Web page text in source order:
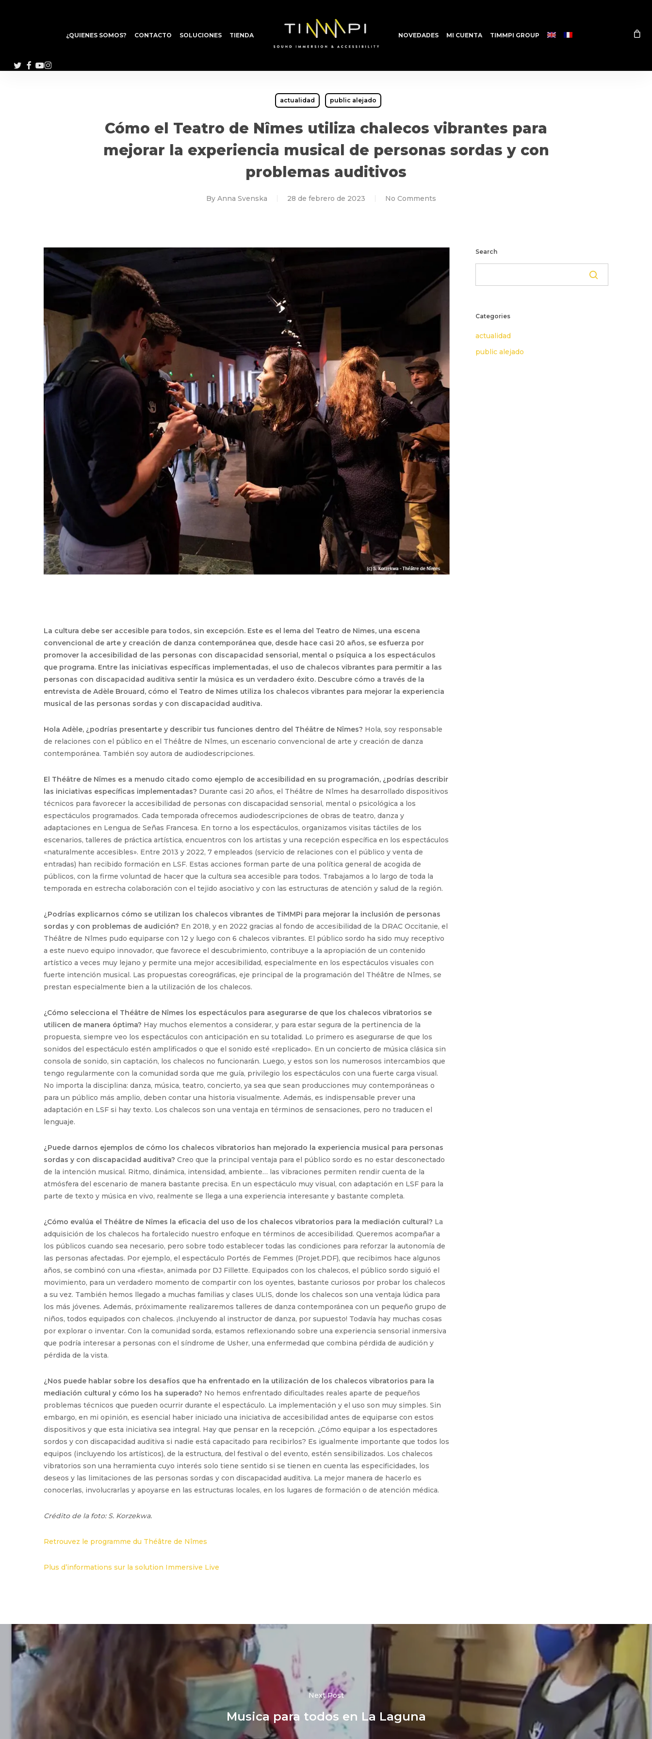
¿QUIENES SOMOS? CONTACTO SOLUCIONES TIENDA NOVEDADES MI CUENTA TIMMPI GROUP
TWITTER
FACEBOOK
YOUTUBE
INSTAGRAM
actualidad public alejado
Cómo el Teatro de Nîmes utiliza chalecos vibrantes para
mejorar la experiencia musical de personas sordas y con
problemas auditivos
By Anna Svenska 28 de febrero de 2023 No Comments
La cultura debe ser accesible para todos, sin excepción. Este es el lema del Teatro de Nimes, una escena
convencional de arte y creación de danza contemporánea que, desde hace casi 20 años, se esfuerza por
promover la accesibilidad de las personas con discapacidad sensorial, mental o psíquica a los espectáculos
que programa. Entre las iniciativas específicas implementadas, el uso de chalecos vibrantes para permitir a las
personas con discapacidad auditiva sentir la música es un verdadero éxito. Descubre cómo a través de la
entrevista de Adèle Brouard, cómo el Teatro de Nimes utiliza los chalecos vibrantes para mejorar la experiencia
musical de las personas sordas y con discapacidad auditiva.
Hola Adèle, ¿podrías presentarte y describir tus funciones dentro del Théâtre de Nîmes? Hola, soy responsable
de relaciones con el público en el Théâtre de Nîmes, un escenario convencional de arte y creación de danza
contemporánea. También soy autora de audiodescripciones.
El Théâtre de Nîmes es a menudo citado como ejemplo de accesibilidad en su programación, ¿podrías describir
las iniciativas específicas implementadas? Durante casi 20 años, el Théâtre de Nîmes ha desarrollado dispositivos
técnicos para favorecer la accesibilidad de personas con discapacidad sensorial, mental o psicológica a los
espectáculos programados. Cada temporada ofrecemos audiodescripciones de obras de teatro, danza y
adaptaciones en Lengua de Señas Francesa. En torno a los espectáculos, organizamos visitas táctiles de los
escenarios, talleres de práctica artística, encuentros con los artistas y una recepción específica en los espectáculos
«naturalmente accesibles». Entre 2013 y 2022, 7 empleados (servicio de relaciones con el público y venta de
entradas) han recibido formación en LSF. Estas acciones forman parte de una política general de acogida de
públicos, con la firme voluntad de hacer que la cultura sea accesible para todos. Trabajamos a lo largo de toda la
temporada en estrecha colaboración con el tejido asociativo y con las estructuras de atención y salud de la región.
¿Podrías explicarnos cómo se utilizan los chalecos vibrantes de TiMMPi para mejorar la inclusión de personas
sordas y con problemas de audición? En 2018, y en 2022 gracias al fondo de accesibilidad de la DRAC Occitanie, el
Théâtre de Nîmes pudo equiparse con 12 y luego con 6 chalecos vibrantes. El público sordo ha sido muy receptivo
a este nuevo equipo innovador, que favorece el descubrimiento, contribuye a la apropiación de un contenido
artístico a veces muy lejano y permite una mejor accesibilidad, especialmente en los espectáculos visuales con
fuerte intención musical. Las propuestas coreográficas, eje principal de la programación del Théâtre de Nîmes, se
prestan especialmente bien a la utilización de los chalecos.
¿Cómo selecciona el Théâtre de Nîmes los espectáculos para asegurarse de que los chalecos vibratorios se
utilicen de manera óptima? Hay muchos elementos a considerar, y para estar segura de la pertinencia de la
propuesta, siempre veo los espectáculos con anticipación en su totalidad. Lo primero es asegurarse de que los
sonidos del espectáculo estén amplificados o que el sonido esté «replicado». En un concierto de música clásica sin
consola de sonido, sin captación, los chalecos no funcionarán. Luego, y estos son los numerosos intercambios que
tengo regularmente con la comunidad sorda que me guía, privilegio los espectáculos con una fuerte carga visual.
No importa la disciplina: danza, música, teatro, concierto, ya sea que sean producciones muy contemporáneas o
para un público más amplio, deben contar una historia visualmente. Además, es indispensable prever una
adaptación en LSF si hay texto. Los chalecos son una ventaja en términos de sensaciones, pero no traducen el
lenguaje.
¿Puede darnos ejemplos de cómo los chalecos vibratorios han mejorado la experiencia musical para personas
sordas y con discapacidad auditiva? Creo que la principal ventaja para el público sordo es no estar desconectado
de la intención musical. Ritmo, dinámica, intensidad, ambiente… las vibraciones permiten rendir cuenta de la
atmósfera del escenario de manera bastante precisa. En un espectáculo muy visual, con adaptación en LSF para la
parte de texto y música en vivo, realmente se llega a una experiencia interesante y bastante completa.
¿Cómo evalúa el Théâtre de Nîmes la eficacia del uso de los chalecos vibratorios para la mediación cultural? La
adquisición de los chalecos ha fortalecido nuestro enfoque en términos de accesibilidad. Queremos acompañar a
los públicos cuando sea necesario, pero sobre todo establecer todas las condiciones para reforzar la autonomía de
las personas afectadas. Por ejemplo, el espectáculo Portés de Femmes (Projet.PDF), que recibimos hace algunos
años, se combinó con una «fiesta», animada por DJ Fillette. Equipados con los chalecos, el público sordo siguió el
movimiento, para un verdadero momento de compartir con los oyentes, bastante curiosos por probar los chalecos
a su vez. También hemos llegado a muchas familias y clases ULIS, donde los chalecos son una ventaja lúdica para
los más jóvenes. Además, próximamente realizaremos talleres de danza contemporánea con un pequeño grupo de
niños, todos equipados con chalecos. ¡Incluyendo al instructor de danza, por supuesto! Todavía hay muchas cosas
por explorar o inventar. Con la comunidad sorda, estamos reflexionando sobre una experiencia sensorial inmersiva
que podría interesar a personas con el síndrome de Usher, una enfermedad que combina pérdida de audición y
pérdida de la vista.
¿Nos puede hablar sobre los desafíos que ha enfrentado en la utilización de los chalecos vibratorios para la
mediación cultural y cómo los ha superado? No hemos enfrentado dificultades reales aparte de pequeños
problemas técnicos que pueden ocurrir durante el espectáculo. La implementación y el uso son muy simples. Sin
embargo, en mi opinión, es esencial haber iniciado una iniciativa de accesibilidad antes de equiparse con estos
dispositivos y que esta iniciativa sea integral. Hay que pensar en la recepción. ¿Cómo equipar a los espectadores
sordos y con discapacidad auditiva si nadie está capacitado para recibirlos? Es igualmente importante que todos los
equipos (incluyendo los artísticos), de la estructura, del festival o del evento, estén sensibilizados. Los chalecos
vibratorios son una herramienta cuyo interés solo tiene sentido si se tienen en cuenta las especificidades, los
deseos y las limitaciones de las personas sordas y con discapacidad auditiva. La mejor manera de hacerlo es
conocerlas, involucrarlas y apoyarse en las estructuras locales, en los lugares de formación o de atención médica.
Crédito de la foto: S. Korzekwa.
Retrouvez le programme du Théâtre de Nîmes
Plus d’informations sur la solution Immersive Live
Search
Categories
actualidad
public alejado
Next Post
Musica para todos en La Laguna